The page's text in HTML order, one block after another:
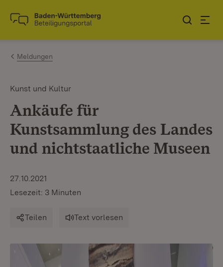
Zum Inhalt springen
Link zur Startseite
Meldungen
Kunst und Kultur
Ankäufe für
Kunstsammlung des Landes
und nichtstaatliche Museen
27.10.2021
Lesezeit: 3 Minuten
Teilen Text vorlesen